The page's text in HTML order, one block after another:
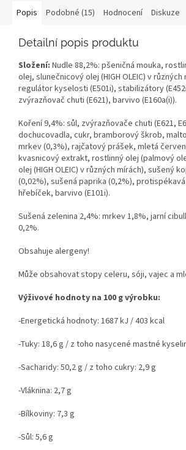
Popis Podobné (15) Hodnocení Diskuze
Detailní popis produktu
Složení: Nudle 88,2%: pšeničná mouka,
olej, slunečnicový olej (HIGH OLEIC) v
regulátor kyselosti (E501i), stabilizátory
zvýrazňovač chuti (E621), barvivo (E160a(i)).
Koření 9,4%: sůl, zvýrazňovače chuti (E621,
dochucovadla, cukr, bramborový škrob,
mrkev (0,3%), rajčatový prášek, mletá
kvasnicový extrakt, rostlinný olej (palmový
olej (HIGH OLEIC) v různých mírách), sušený
(0,02%), sušená paprika (0,2%),
hřebíček, barvivo (E101i).
Sušená zelenina 2,4%: mrkev 1,8%, jarní
0,2%.
Obsahuje alergeny!
Může obsahovat stopy celeru, sóji, vajec a
Výživové hodnoty na 100 g výrobku:
-Energetická hodnoty: 1687 kJ / 403 kcal
-Tuky: 18,6 g / z toho nasycené mastné
-Sacharidy: 50,2 g / z toho cukry: 2,9 g
-Vláknina: 2,7 g
-Bílkoviny: 7,3 g
-Sůl: 5,6 g